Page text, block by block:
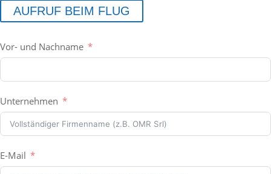
AUFRUF BEIM FLUG
Vor- und Nachname
Unternehmen
E-Mail